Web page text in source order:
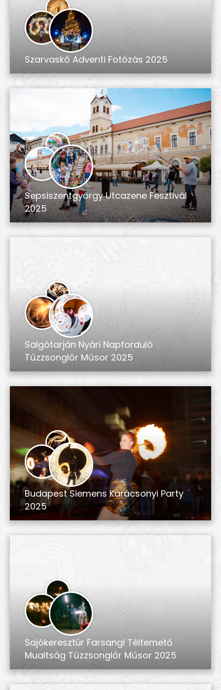
Szarvaskő Adventi Fotózás 2025
Sepsiszentgyörgy Utcazene Fesztivál
2025
Salgótarján Nyári Napforduló
Tűzzsonglőr Műsor 2025
Budapest Siemens Karácsonyi Party
2025
Sajókeresztúr Farsangi Téltemető
Mualtság Tűzzsonglőr Műsor 2025